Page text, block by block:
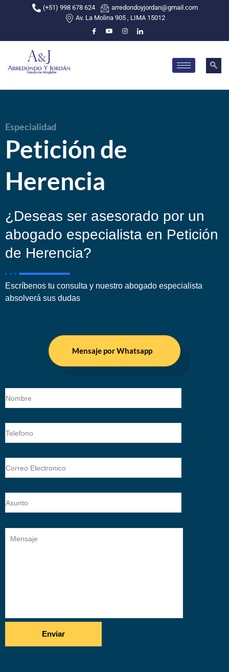
to
content
(+51) 998 678 624
arredondoyjordan@gmail.com
Av. La Molina 905 , LIMA 15012
Especialidad
Petición de
Herencia
¿Deseas ser asesorado por un
abogado especialista en Petición
de Herencia?
Escríbenos tu consulta y nuestro abogado especialista
absolverá sus dudas
Mensaje por Whatsapp